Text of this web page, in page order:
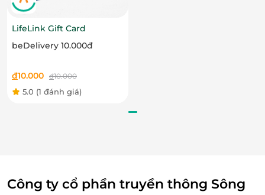
LifeLink Gift Card
beDelivery 10.000đ
đ10.000 đ10.000
5.0 (1 đánh giá)
Công ty cổ phần truyền thông Sông